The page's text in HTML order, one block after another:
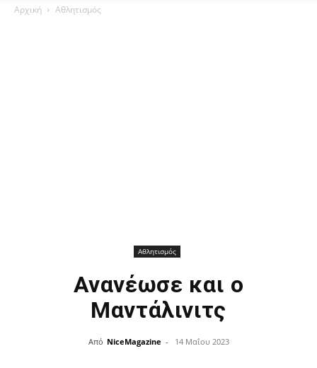
Αρχική Αθλητισμός
Αθλητισμός
Ανανέωσε και ο
Μαντάλινιτς
Από NiceMagazine - 14 Μαΐου 2023